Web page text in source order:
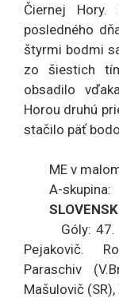
Čiernej Hory.
posledného
štyrmi bodmi
zo šiestich
obsadilo
Horou druhú
stačilo päť
ME v malom
A-skupina:
Góly: 47.
Pejakovič.
Paraschiv
Mašulovič